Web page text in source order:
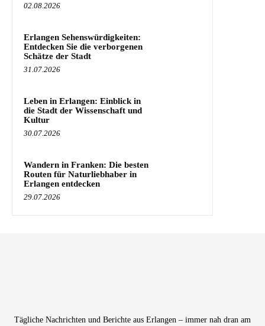
02.08.2026
Erlangen Sehenswürdigkeiten:
Entdecken Sie die verborgenen
Schätze der Stadt
31.07.2026
Leben in Erlangen: Einblick in
die Stadt der Wissenschaft und
Kultur
30.07.2026
Wandern in Franken: Die besten
Routen für Naturliebhaber in
Erlangen entdecken
29.07.2026
Tägliche Nachrichten und Berichte aus Erlangen – immer nah dran am